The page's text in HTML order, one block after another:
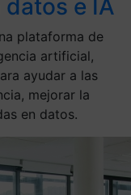
e IA
plataforma de
artificial,
ayudar a las
mejorar la
en datos.